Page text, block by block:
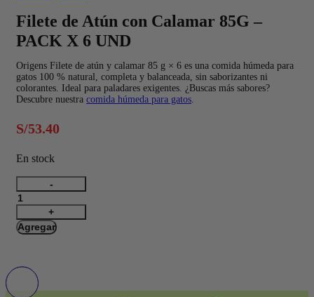
Filete de Atún con Calamar 85G –
PACK X 6 UND
Origens Filete de atún y calamar 85 g × 6 es una comida húmeda para
gatos 100 % natural, completa y balanceada, sin saborizantes ni
colorantes. Ideal para paladares exigentes. ¿Buscas más sabores?
Descubre nuestra comida húmeda para gatos.
S/53.40
En stock
de
Atún
con
Agregar